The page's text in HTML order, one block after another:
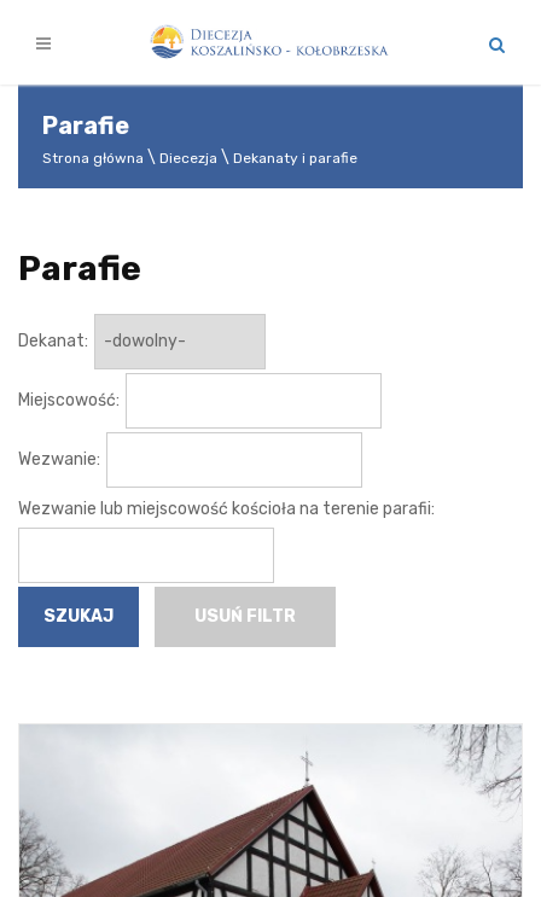
Parafie
Strona główna Diecezja Dekanaty i parafie
Parafie
Dekanat:
Miejscowość:
Wezwanie:
Wezwanie lub miejscowość kościoła na terenie parafii:
USUŃ FILTR